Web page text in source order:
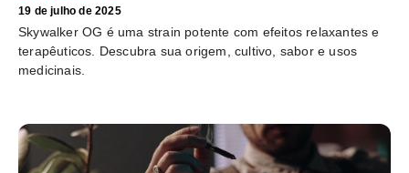
19 de julho de 2025
Skywalker OG é uma strain potente com efeitos relaxantes e
terapêuticos. Descubra sua origem, cultivo, sabor e usos
medicinais.